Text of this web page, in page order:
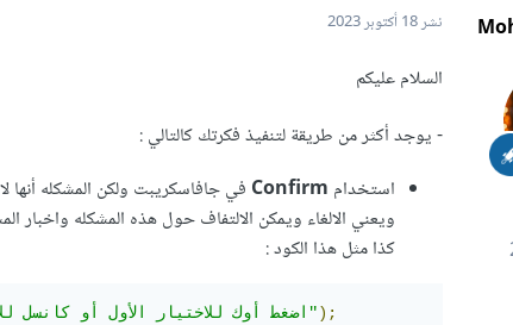
نشر18 أكتوبر 2023
السلام عليكم
- يوجد أكثر من طريقة لتنفيذ فكرتك كالتالي:
استخدام Confirm
كذا مثل هذا الكود:
"اضغط أوك للاختيار الأول أو كانسل للاختيار الثاني");